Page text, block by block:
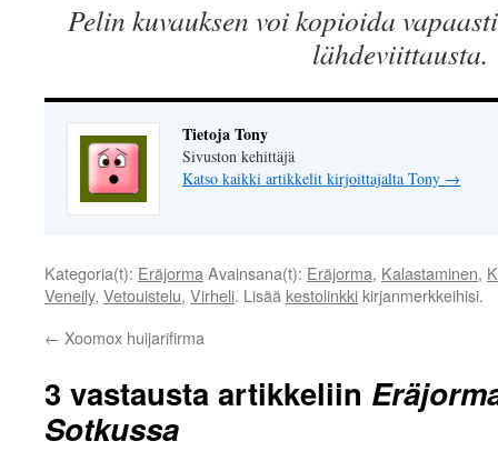
Pelin kuvauksen voi kopioida
lähdeviittausta.
Tietoja Tony
Sivuston kehittäjä
Katso kaikki artikkelit kirjoittajalta Tony →
Kategoria(t): Eräjorma Avainsana(t): Eräjorma, Kalastaminen,
Veneily, Vetouistelu, Virheli. Lisää kestolinkki kirjanmerkkeihisi.
← Xoomox huijarifirma
3 vastausta artikkeliin
Sotkussa